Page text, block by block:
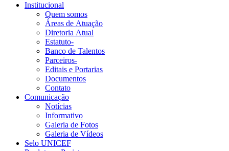
Institucional
Quem somos
Áreas de Atuação
Diretoria Atual
Estatuto-
Banco de Talentos
Parceiros-
Editais e Portarias
Documentos
Contato
Comunicação
Notícias
Informativo
Galeria de Fotos
Galeria de Vídeos
Selo UNICEF